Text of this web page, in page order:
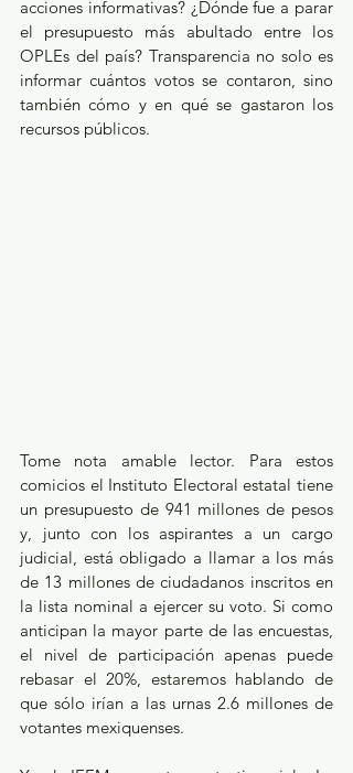
acciones informativas? ¿Dónde fue a parar
el presupuesto más abultado entre los
OPLEs del país? Transparencia no solo es
informar cuántos votos se contaron, sino
también cómo y en qué se gastaron los
recursos públicos.
Tome nota amable lector. Para estos
comicios el Instituto Electoral estatal tiene
un presupuesto de 941 millones de pesos
y, junto con los aspirantes a un cargo
judicial, está obligado a llamar a los más
de 13 millones de ciudadanos inscritos en
la lista nominal a ejercer su voto. Si como
anticipan la mayor parte de las encuestas,
el nivel de participación apenas puede
rebasar el 20%, estaremos hablando de
que sólo irían a las urnas 2.6 millones de
votantes mexiquenses.